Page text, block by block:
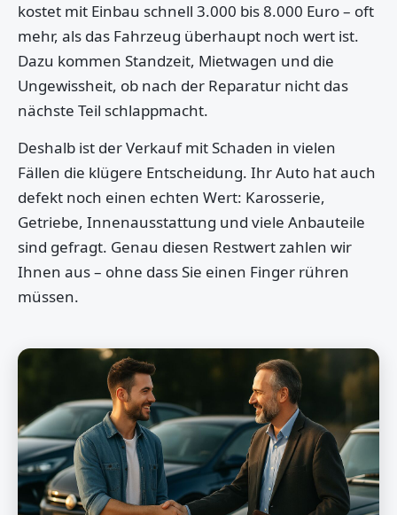
kostet mit Einbau schnell 3.000 bis 8.000 Euro – oft
mehr, als das Fahrzeug überhaupt noch wert ist.
Dazu kommen Standzeit, Mietwagen und die
Ungewissheit, ob nach der Reparatur nicht das
nächste Teil schlappmacht.
Deshalb ist der Verkauf mit Schaden in vielen
Fällen die klügere Entscheidung. Ihr Auto hat auch
defekt noch einen echten Wert: Karosserie,
Getriebe, Innenausstattung und viele Anbauteile
sind gefragt. Genau diesen Restwert zahlen wir
Ihnen aus – ohne dass Sie einen Finger rühren
müssen.